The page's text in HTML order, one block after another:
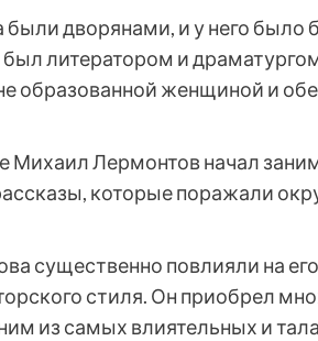
дворянами, и у него было
литератором и
образованной женщиной и
Михаил Лермонтов начал
которые поражали
существенно повлияли на
стиля. Он приобрел
из самых влиятельных и